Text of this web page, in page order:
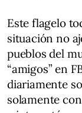
Este flagelo
situación no
pueblos del
“amigos” en
diariamente
solamente